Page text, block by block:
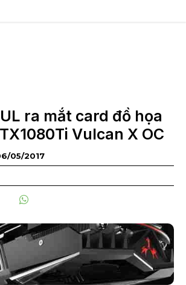
tin công nghệ
ra mắt card đồ họa
Vulcan X OC
05/2017